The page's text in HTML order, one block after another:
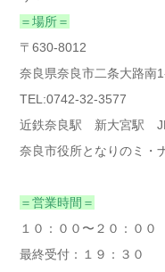
＝場所＝
〒630-8012
奈良県奈良市二条大路南
TEL:0742-32-3577
近鉄奈良駅 新大宮駅
奈良市役所となりのミ・
＝営業時間＝
１０：００〜２０：００
最終受付：１９：３０